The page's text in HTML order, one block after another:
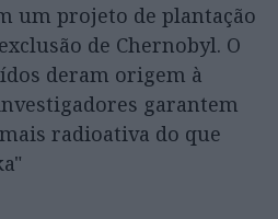
um projeto de plantação
de Chernobyl. O
deram origem à
garantem
radioativa do que